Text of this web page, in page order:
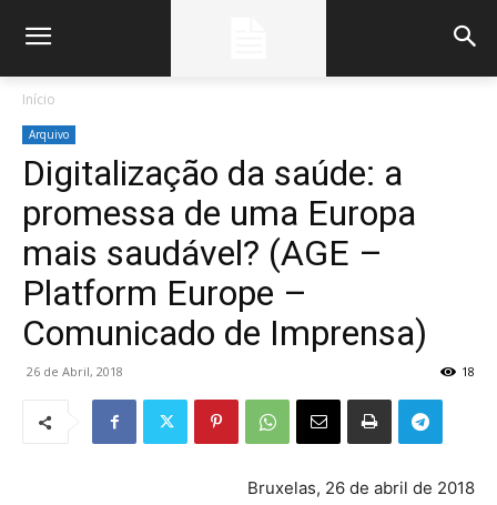
Início
Arquivo
Digitalização da saúde: a
promessa de uma Europa
mais saudável? (AGE –
Platform Europe –
Comunicado de Imprensa)
26 de Abril, 2018 18
Bruxelas, 26 de abril de 2018